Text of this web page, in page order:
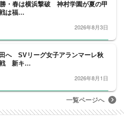
・春は横浜撃破 神村学園が夏の甲
は福…
2026年8月3日
へ SVリーグ女子アランマーレ秋
戦 新キ…
2026年8月1日
一覧ページへ